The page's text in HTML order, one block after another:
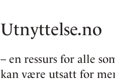
Utnyttelse.no
– en ressurs for alle
kan være utsatt for